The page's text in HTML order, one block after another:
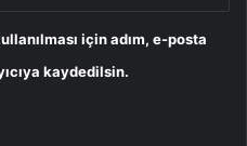
için adım, e-posta
kaydedilsin.